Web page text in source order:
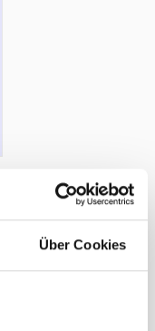
Über Cookies